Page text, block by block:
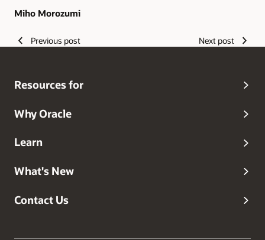
Miho Morozumi
Previous post Next post
Resources for
Why Oracle
Learn
What's New
Contact Us